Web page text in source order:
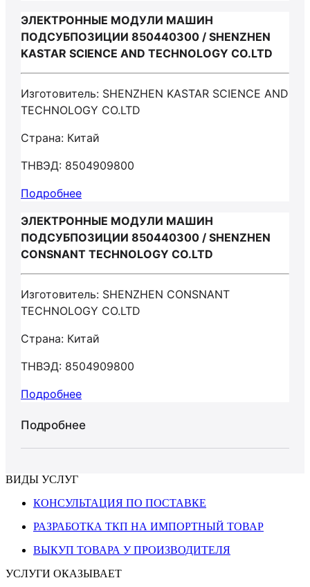
ЭЛЕКТРОННЫЕ МОДУЛИ МАШИН
ПОДСУБПОЗИЦИИ 850440300 / SHENZHEN
KASTAR SCIENCE AND TECHNOLOGY CO.LTD
Изготовитель: SHENZHEN KASTAR SCIENCE AND
TECHNOLOGY CO.LTD
Страна: Китай
ТНВЭД: 8504909800
Подробнее
ЭЛЕКТРОННЫЕ МОДУЛИ МАШИН
ПОДСУБПОЗИЦИИ 850440300 / SHENZHEN
CONSNANT TECHNOLOGY CO.LTD
Изготовитель: SHENZHEN CONSNANT
TECHNOLOGY CO.LTD
Страна: Китай
ТНВЭД: 8504909800
Подробнее
Подробнее
ВИДЫ УСЛУГ
КОНСУЛЬТАЦИЯ ПО ПОСТАВКЕ
РАЗРАБОТКА ТКП НА ИМПОРТНЫЙ ТОВАР
ВЫКУП ТОВАРА У ПРОИЗВОДИТЕЛЯ
УСЛУГИ ОКАЗЫВАЕТ